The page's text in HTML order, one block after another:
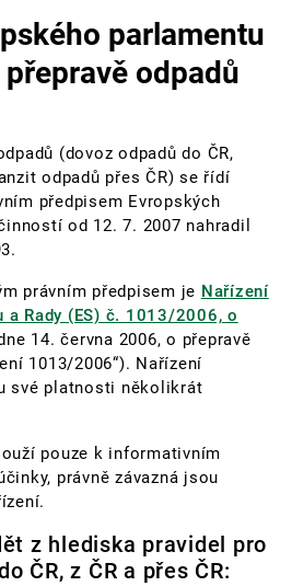
parlamentu
přepravě odpadů
(dovoz odpadů do ČR,
odpadů přes ČR) se řídí
předpisem Evropských
od 12. 7. 2007 nahradil
právním předpisem je Nařízení
a Rady (ES) č. 1013/2006, o
14. června 2006, o přepravě
1013/2006“). Nařízení
své platnosti několikrát
pouze k informativním
právně závazná jsou
z hlediska pravidel pro
ČR, z ČR a přes ČR: